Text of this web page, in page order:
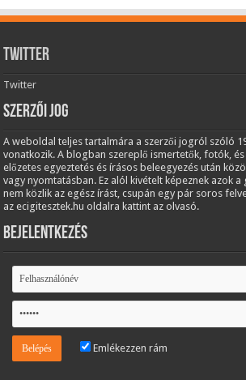
Twitter
Twitter
Szerzői jog
A weboldal teljes tartalmára a szerzői jogról szóló
vonatkozik. A blogban szereplő ismertetők, fotók,
előzetes egyeztetés és írásos beleegyezés után
vagy nyomtatásban. Ez alól kivételt képeznek azok
nem közlik az egész írást, csupán egy pár soros
az ecigitesztek.hu oldalra kattint az olvasó.
Bejelentkezés
Emlékezzen rám